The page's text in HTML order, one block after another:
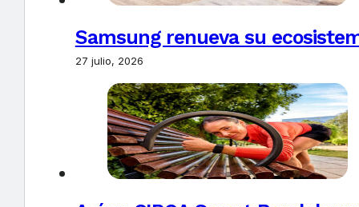
Samsung renueva su
27 julio, 2026